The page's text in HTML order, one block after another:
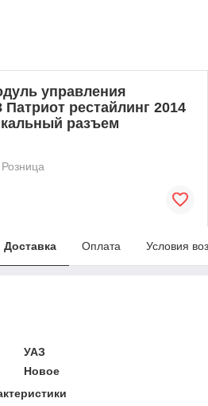
управления
рестайлинг 2014
разъем
Розница
Доставка Оплата Условия
УАЗ
Новое